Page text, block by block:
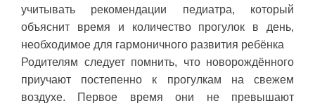
учитывать рекомендации педиатра, который
объяснит время и количество прогулок в день,
необходимое для гармоничного развития ребёнка
Родителям следует помнить, что новорождённого
приучают постепенно к прогулкам на свежем
воздухе. Первое время они не превышают